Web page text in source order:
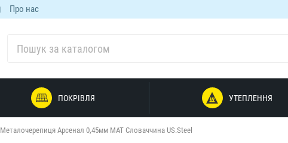
Про нас
ПОКРІВЛЯ УТЕПЛЕННЯ
Металочерепиця Арсенал 0,45мм МАТ Словаччина US.Steel